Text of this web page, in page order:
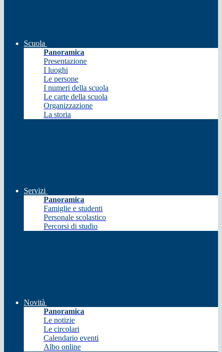
Scuola
Panoramica
Presentazione
I luoghi
Le persone
I numeri della scuola
Le carte della scuola
Organizzazione
La storia
Servizi
Panoramica
Famiglie e studenti
Personale scolastico
Percorsi di studio
Novità
Panoramica
Le notizie
Le circolari
Calendario eventi
Albo online